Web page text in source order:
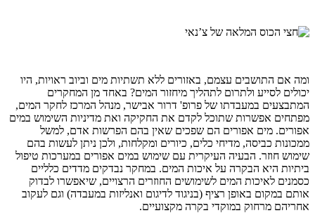
ומה אם התושבים עצמם, באזורים ללא תשתיות מים וביוב ראויות, היו
יכולים לסייע ולתרום לתהליך מיחזור המים? באחד מן המחקרים
המתבצעים במעבדתו של פרופ' דרור אבישר, מנהל המרכז לחקר המים,
מפתחים אפשרות שתוכל לקדם את החקיקה ואת מדיניות השימוש במים
אפורים. מים אפורים הם שפכים שאין בהם הפרשות אדם, למשל
ממכונות כביסה, מדיחי כלים, כיורים ומקלחות, ולכן ניתן לעשות בהם
שימוש חוזר. הבעיה העיקרית עם שימוש במים אפורים במערכות טיפול
ביתיות היא הבקרה על איכות המים. במחקר נבדקים מדדים כלליים
כסמנים לאיכות המים לשימושים החוזרים הרצויים, שיאפשרו לבדוק
אותם במקום באופן רציף (בניגוד לדיגום ואנליזות במעבדה) וגם לעקוב
אחריהם מרחוק במוקדי בקרה מקצועיים.